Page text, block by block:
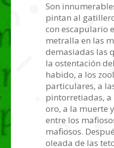
Son
pintan al
con escapulario
metralla en las
demasiadas las
la ostentación
habido, a los
particulares, a
pintorretiadas, a
oro, a la muerte
entre los
mafiosos.
oleada de las